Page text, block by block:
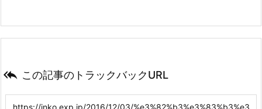
 この記事のトラックバックURL